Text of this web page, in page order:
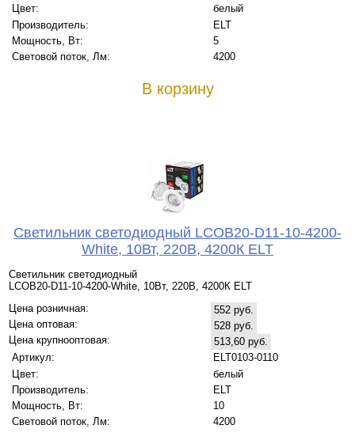
Цвет:
белый
Производитель:
ELT
Мощность, Вт:
5
Световой поток, Лм:
4200
В корзину
Светильник светодиодный LCOB20-D11-10-4200-
White, 10Вт, 220В, 4200К ELT
Светильник светодиодный
LCOB20-D11-10-4200-White, 10Вт, 220В, 4200К ELT
Цена розничная:
552 руб.
Цена оптовая:
528 руб.
Цена крупнооптовая:
513,60 руб.
Артикул:
ELT0103-0110
Цвет:
белый
Производитель:
ELT
Мощность, Вт:
10
Световой поток, Лм:
4200